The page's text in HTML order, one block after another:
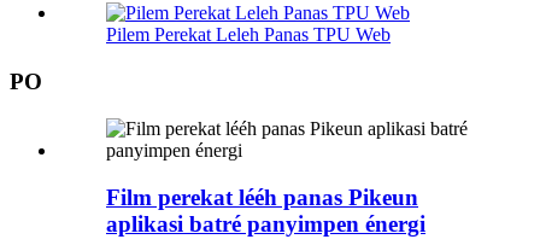
Pilem Perekat Leleh Panas TPU Web
PO
Film perekat lééh panas Pikeun
aplikasi batré panyimpen énergi